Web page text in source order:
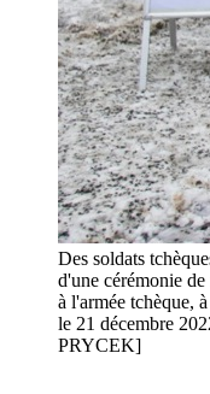
Des soldats
d'une cérémonie
à l'armée tchèque,
le 21 décembre
PRYCEK]